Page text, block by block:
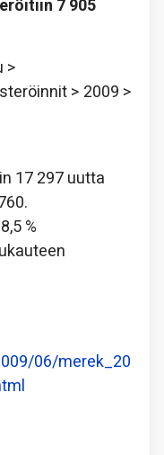
7 905
>
> 2009 >
17 297 uutta
%
06/merek_20